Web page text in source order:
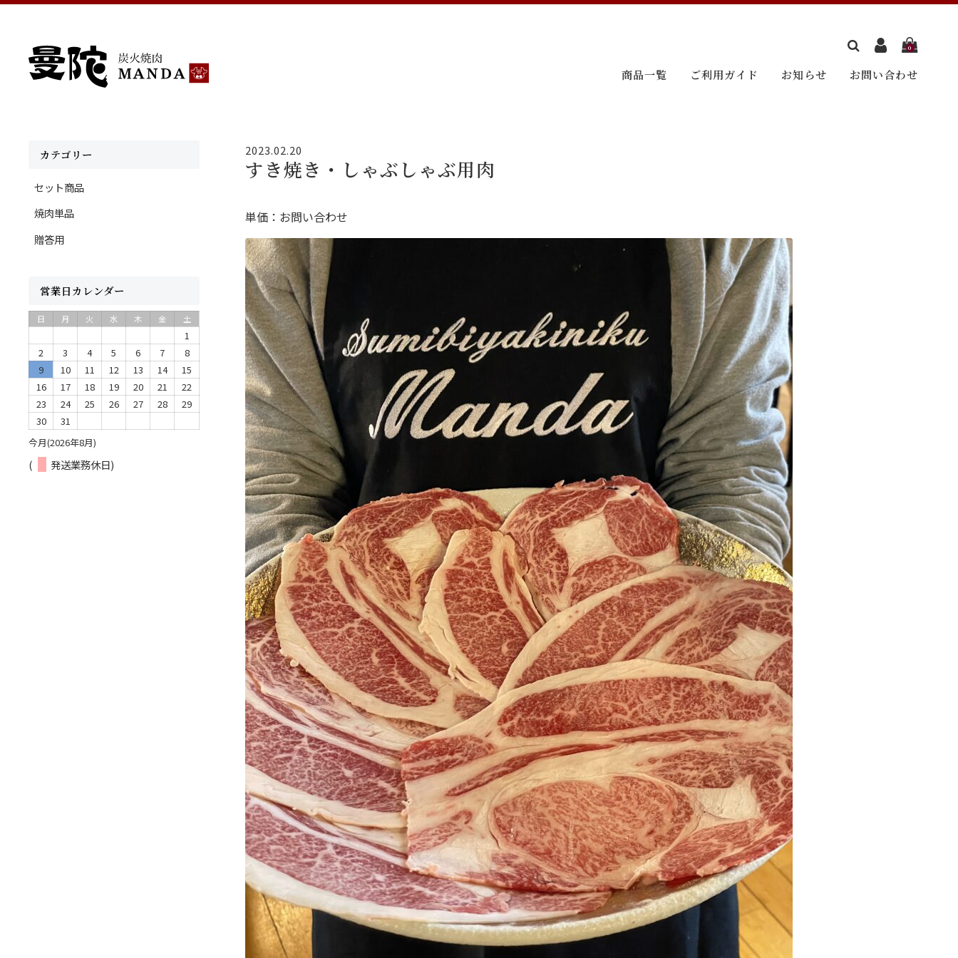
0
商品一覧 ご利用ガイド お知らせ お問い合わせ
2023.02.20
すき焼き・しゃぶしゃぶ用肉
単価：お問い合わせ
カテゴリー
セット商品
焼肉単品
贈答用
営業日カレンダー
今月(2026年8月)
日 月 火 水 木 金 土
1
2
3 4 5 6 7
8
9
10 11 12 13 14
15
16
17 18 19 20 21
22
23
24 25 26 27 28
29
30
31
( 発送業務休日)